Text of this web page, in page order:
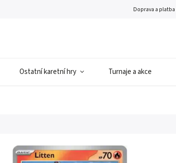
Doprava a platba
Ostatní karetní hry Turnaje a akce